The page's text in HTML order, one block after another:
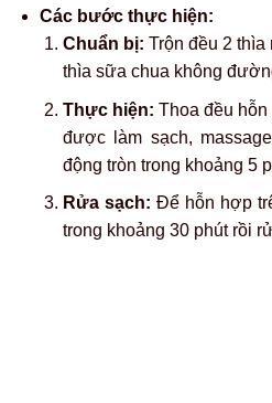
Các bước thực hiện:
Chuẩn bị:Lấy phần gel
tươi, xay nhuyễn rồi trộn
nang vitamin E.
Thực hiện:Thoa hỗn hợp
làm sạch, massage nhẹ